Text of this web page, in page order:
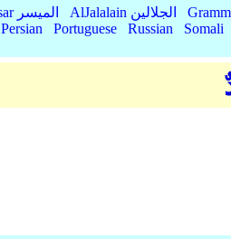
AlMuyassar الميسر AlJalalain الجلالين
Persian Portuguese Russian Somali